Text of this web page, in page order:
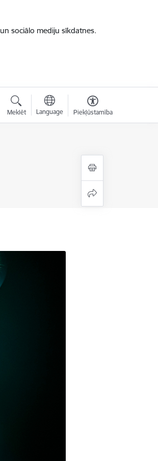
sociālo mediju sīkdatnes.
Meklēt Language Piekļūstamība